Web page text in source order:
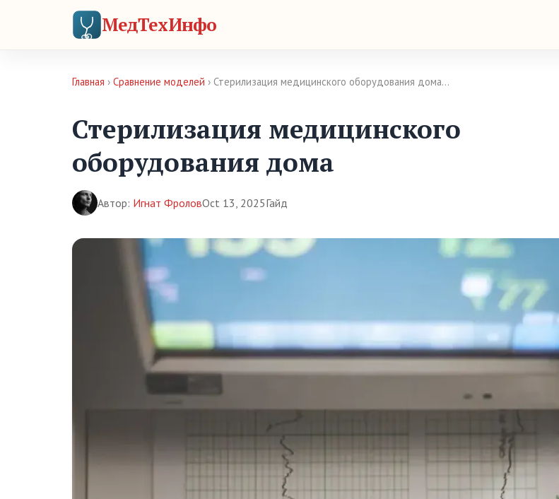
МедТехИнфо
Главная › Сравнение моделей › Стерилизация медицинского оборудования дома…
Стерилизация медицинского
оборудования дома
Автор: Игнат ФроловOct 13, 2025Гайд